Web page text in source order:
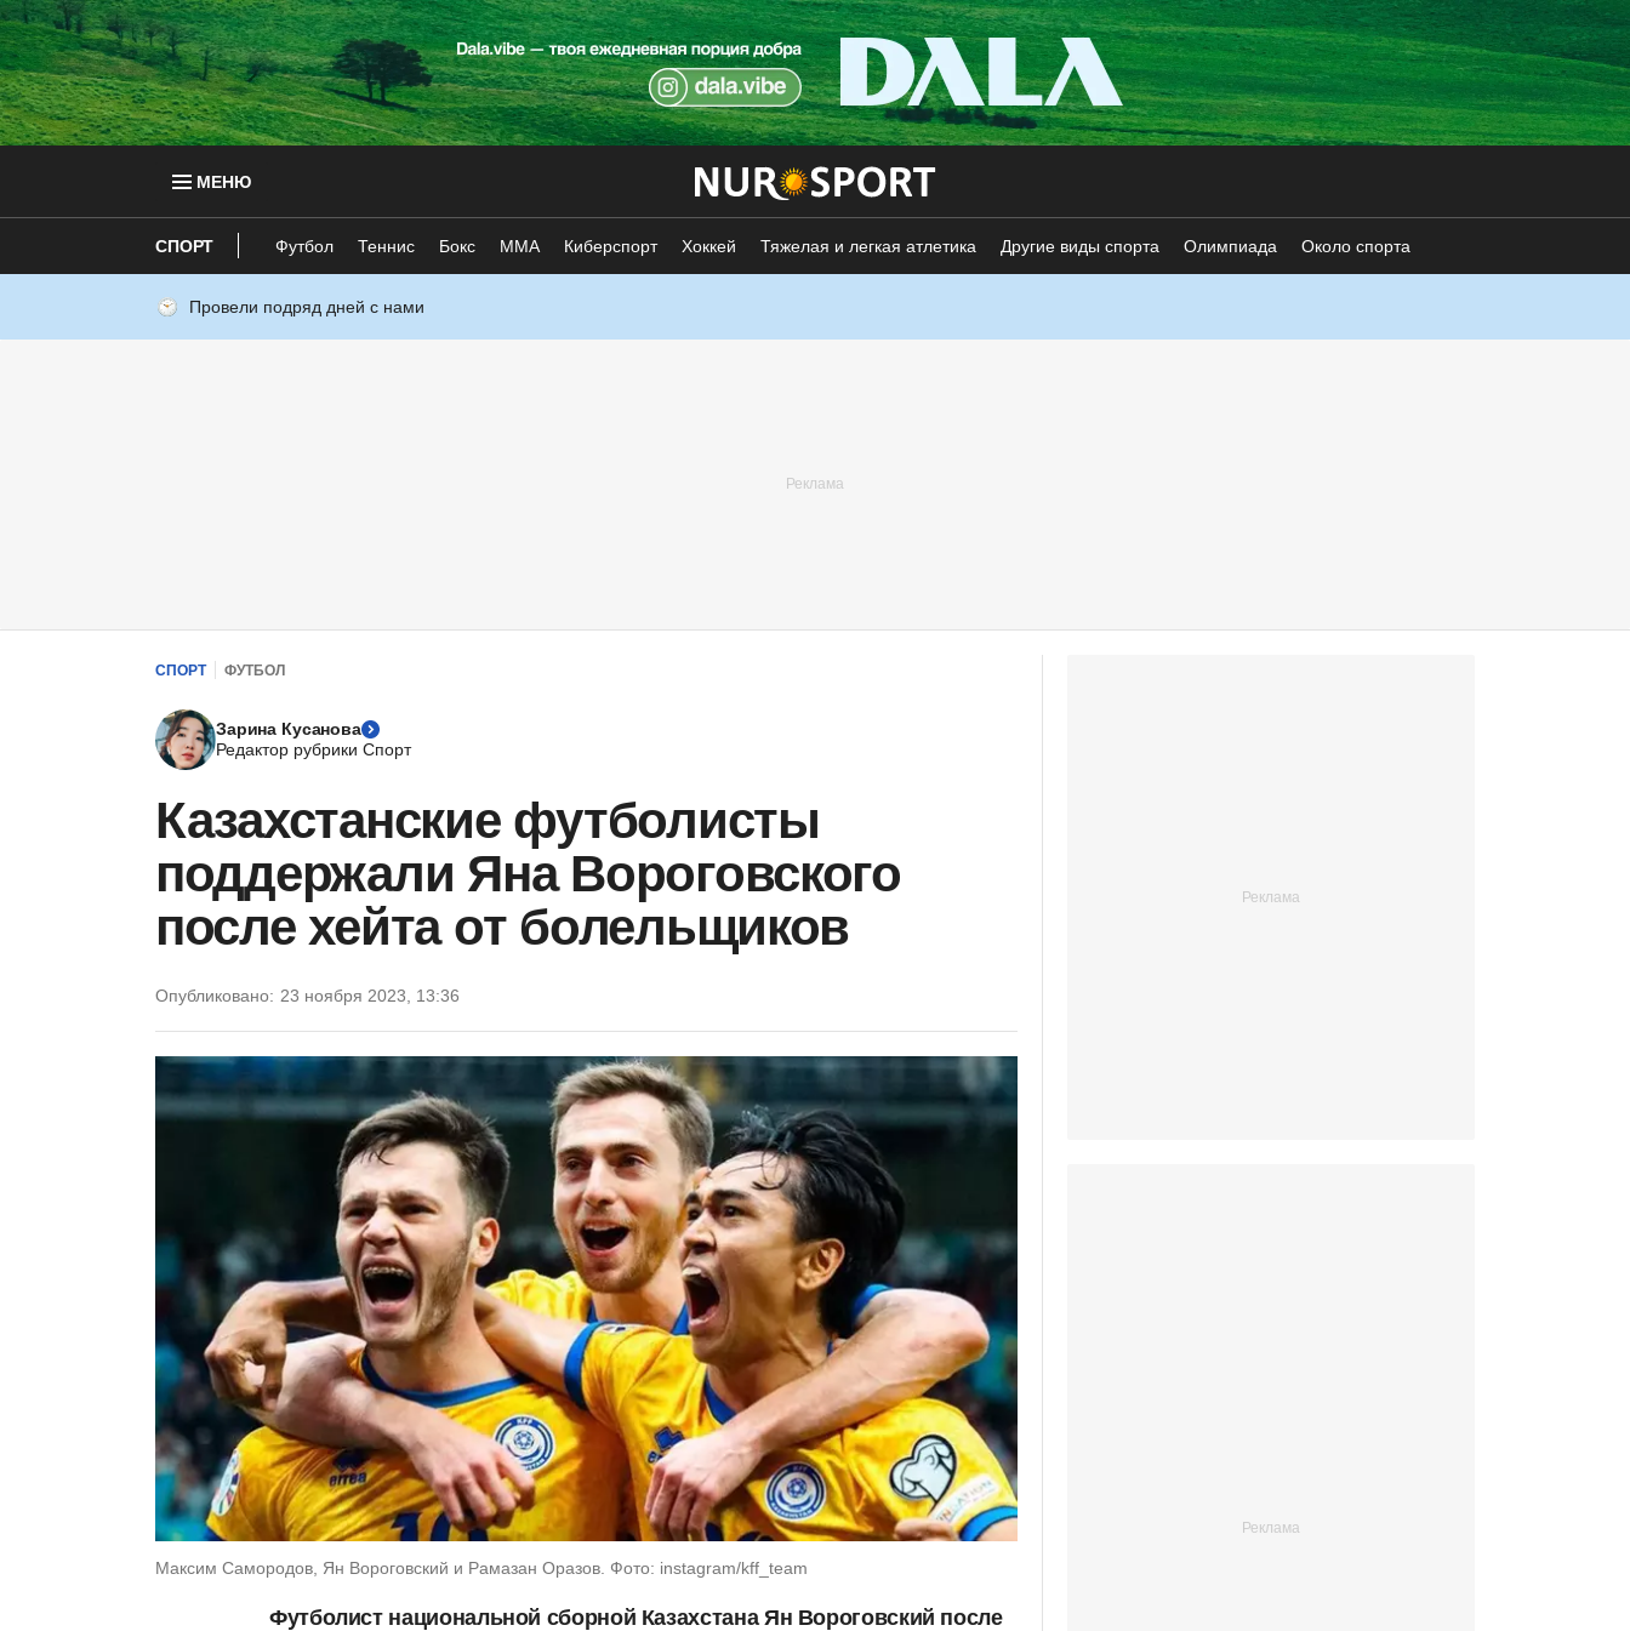
МЕНЮ
СПОРТ Футбол Теннис Бокс ММА Киберспорт Хоккей Тяжелая и легкая атлетика Другие виды спорта Олимпиада Около спорта
Провели подряд дней с нами
СПОРТ ФУТБОЛ
Зарина Кусанова
Редактор рубрики Спорт
Казахстанские футболисты
поддержали Яна Вороговского
после хейта от болельщиков
Опубликовано: 23 ноября 2023, 13:36
Максим Самородов, Ян Вороговский и Рамазан Оразов. Фото: instagram/kff_team
Футболист национальной сборной Казахстана Ян Вороговский после